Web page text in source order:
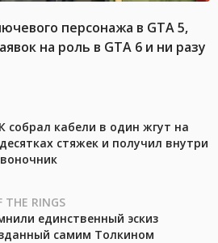
персонажа в GTA 5,
на роль в GTA 6 и ни разу
собрал кабели в один жгут на
стяжек и получил внутри
THE RINGS
единственный эскиз
самим Толкином